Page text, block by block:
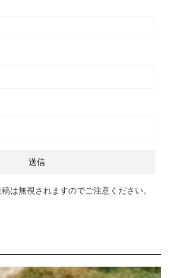
は無視されますのでご注意ください。